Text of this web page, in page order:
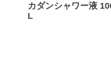
カダンシャワー液
L